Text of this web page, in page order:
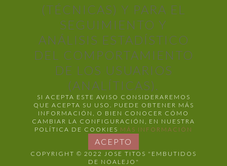
(TÉCNICAS) Y PARA EL
SEGUIMIENTO Y
ANÁLISIS ESTADÍSTICO
DEL COMPORTAMIENTO
DE LOS USUARIOS
(ANALÍTICAS).
SI ACEPTA ESTE AVISO CONSIDERAREMOS
QUE ACEPTA SU USO. PUEDE OBTENER MÁS
INFORMACIÓN, O BIEN CONOCER CÓMO
CAMBIAR LA CONFIGURACIÓN, EN NUESTRA
POLÍTICA DE COOKIES MÁS INFORMACIÓN
ACEPTO
COPYRIGHT © 2022 JOSE TITOS "EMBUTIDOS
DE NOALEJO"